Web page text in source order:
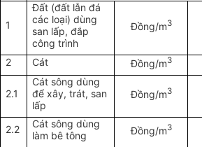
1
Đất (đất lẫn đá
các loại) dùng
san lấp, đắp
công trình
Đồng/m3
2 Cát Đồng/m3
2.1
Cát sông dùng
để xây, trát, san
lấp
Đồng/m3
2.2
Cát sông dùng
làm bê tông
Đồng/m3